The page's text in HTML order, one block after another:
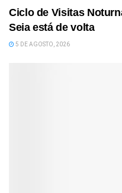
Ciclo de Visitas
Seia está de volta
5 DE AGOSTO, 2026